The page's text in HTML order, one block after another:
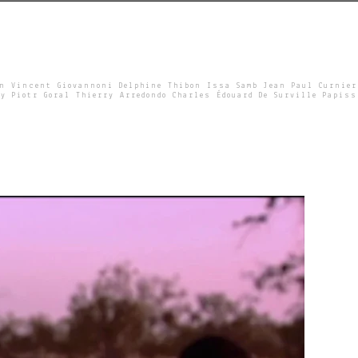
Vincent Giovannoni Delphine Thibon Issa Samb Jean Paul Curnier
Piotr Goral Thierry Arredondo Charles Édouard De Surville Papiss